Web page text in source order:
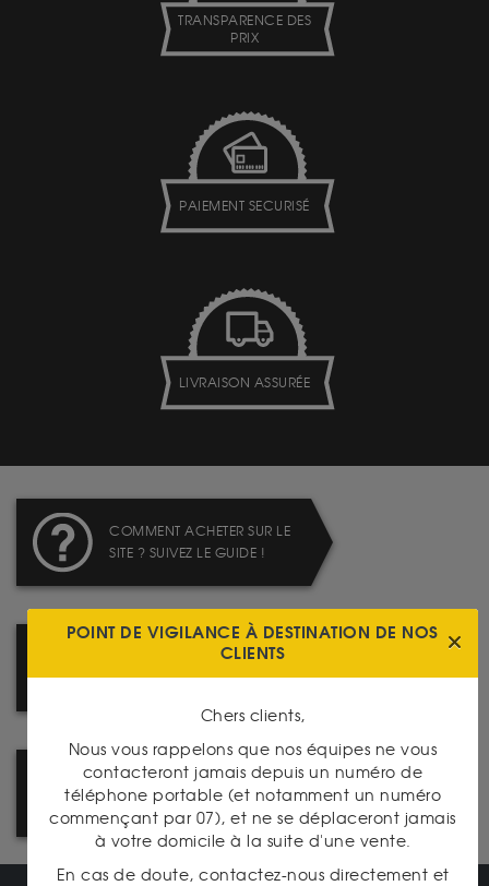
TRANSPARENCE DES
PRIX
PAIEMENT SECURISÉ
LIVRAISON ASSURÉE
COMMENT ACHETER SUR LE
SITE ? SUIVEZ LE GUIDE !
LIVRAISON : TABLEAU DES
FRAIS DE PORT
PRENEZ RENDEZ-VOUS DANS
L'UNE DE NOS AGENCES
POINT DE VIGILANCE À DESTINATION DE NOS
CLIENTS
Chers clients,
Nous vous rappelons que nos équipes ne vous
contacteront jamais depuis un numéro de
téléphone portable (et notamment un numéro
commençant par 07), et ne se déplaceront jamais
à votre domicile à la suite d'une vente.
En cas de doute, contactez-nous directement et